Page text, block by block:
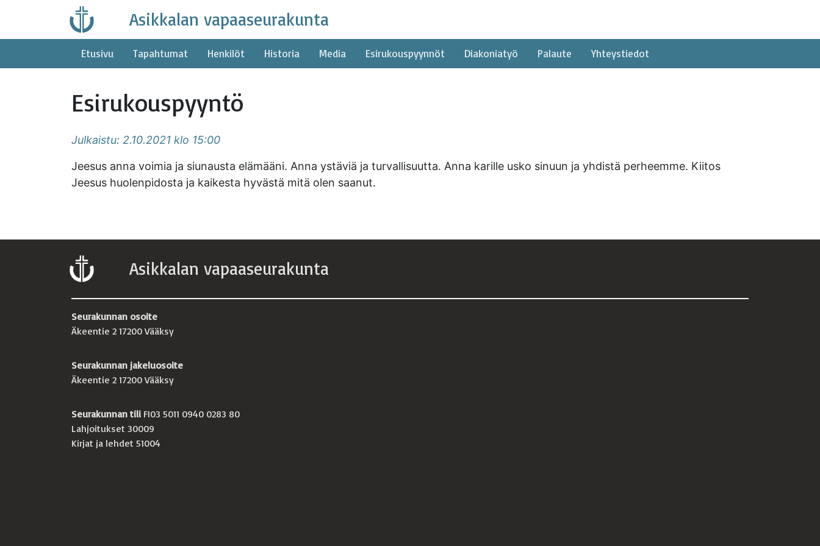
content
Asikkalan vapaaseurakunta
Etusivu Tapahtumat Henkilöt Historia Media Esirukouspyynnöt Diakoniatyö Palaute Yhteystiedot
Esirukouspyyntö
Julkaistu: 2.10.2021 klo 15:00
Jeesus anna voimia ja siunausta elämääni. Anna ystäviä ja turvallisuutta. Anna karille usko sinuun ja yhdistä perheemme. Kiitos
Jeesus huolenpidosta ja kaikesta hyvästä mitä olen saanut.
Asikkalan vapaaseurakunta
Seurakunnan osoite
Äkeentie 2 17200 Vääksy
Seurakunnan jakeluosoite
Äkeentie 2 17200 Vääksy
Seurakunnan tili FI03 5011 0940 0283 80
Lahjoitukset 30009
Kirjat ja lehdet 51004